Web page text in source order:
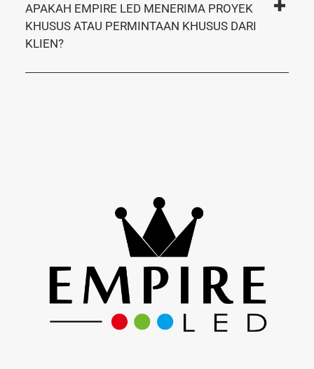
APAKAH EMPIRE LED MENERIMA PROYEK
KHUSUS ATAU PERMINTAAN KHUSUS DARI
KLIEN?